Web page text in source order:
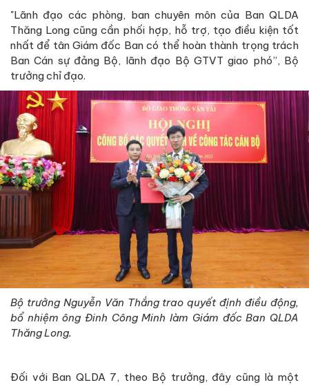
"Lãnh đạo các phòng, ban chuyên môn của Ban QLDA
Thăng Long cũng cần phối hợp, hỗ trợ, tạo điều kiện tốt
nhất để tân Giám đốc Ban có thể hoàn thành trọng trách
Ban Cán sự đảng Bộ, lãnh đạo Bộ GTVT giao phó”, Bộ
trưởng chỉ đạo.
Bộ trưởng Nguyễn Văn Thắng trao quyết định điều động,
bổ nhiệm ông Đinh Công Minh làm Giám đốc Ban QLDA
Thăng Long.
Đối với Ban QLDA 7, theo Bộ trưởng, đây cũng là một